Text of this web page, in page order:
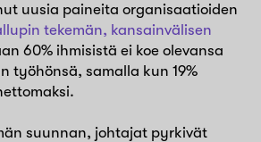
uusia paineita organisaatioiden
tekemän, kansainvälisen
60% ihmisistä ei koe olevansa
työhönsä, samalla kun 19%
suunnan, johtajat pyrkivät